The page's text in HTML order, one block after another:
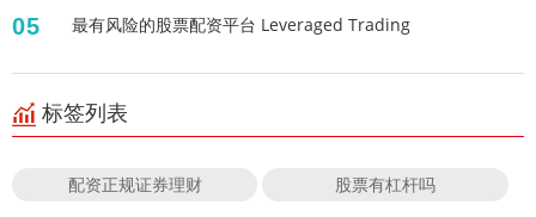
05 最有风险的股票配资平台 Leveraged Trading
标签列表
配资正规证券理财 股票有杠杆吗